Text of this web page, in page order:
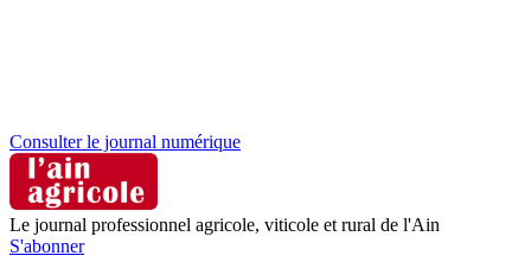
Consulter le journal numérique
Le journal professionnel agricole, viticole et rural de l'Ain
S'abonner